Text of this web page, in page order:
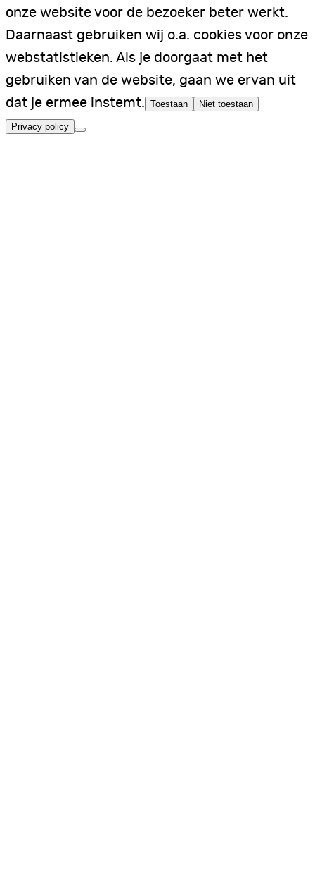
onze website voor de bezoeker beter werkt.
Daarnaast gebruiken wij o.a. cookies voor onze
webstatistieken. Als je doorgaat met het
gebruiken van de website, gaan we ervan uit
dat je ermee instemt. Toestaan Niet toestaan
Privacy policy